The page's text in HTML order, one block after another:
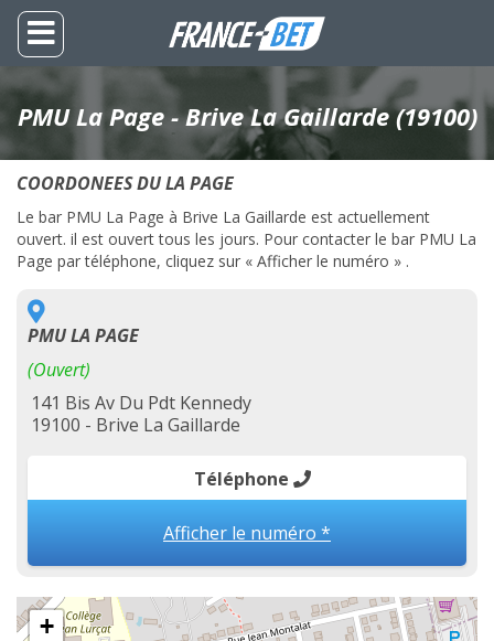
PMU La Page - Brive La Gaillarde (19100)
COORDONEES DU LA PAGE
Le bar PMU La Page à Brive La Gaillarde est actuellement
ouvert. il est ouvert tous les jours. Pour contacter le bar PMU La
Page par téléphone, cliquez sur « Afficher le numéro » .
PMU LA PAGE
(Ouvert)
141 Bis Av Du Pdt Kennedy
19100 - Brive La Gaillarde
Téléphone
Afficher le numéro *
+